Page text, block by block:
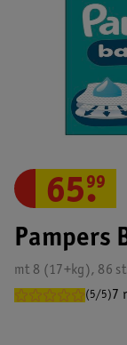
Pampers
mt 8 (17+kg), 86
(5/5) 7
65.
99